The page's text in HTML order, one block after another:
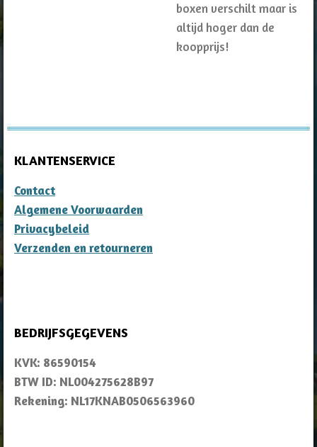
boxen verschilt maar is
altijd hoger dan de
koopprijs!
KLANTENSERVICE
Contact
Algemene Voorwaarden
Privacybeleid
Verzenden en retourneren
BEDRIJFSGEGEVENS
KVK: 86590154
BTW ID: NL004275628B97
Rekening: NL17KNAB0506563960